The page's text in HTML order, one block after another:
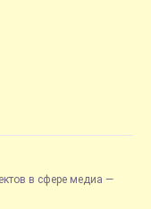
в сфере медиа —